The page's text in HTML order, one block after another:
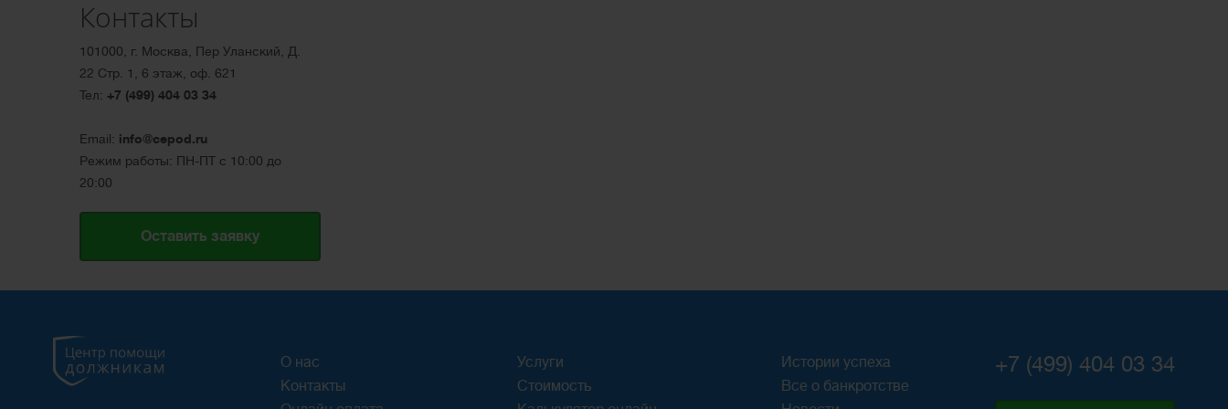
Контакты
101000, г. Москва, Пер Уланский, Д.
22 Стр. 1, 6 этаж, оф. 621
Тел: +7 (499) 404 03 34
Email: info@cepod.ru
Режим работы: ПН-ПТ с 10:00 до
20:00
Оставить заявку
О нас
Контакты
Услуги
Стоимость
Истории успеха
Все о банкротстве
+7 (499) 404 03 34